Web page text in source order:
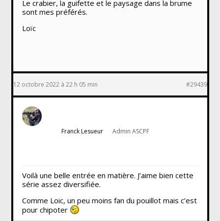
Le crabier, la guifette et le paysage dans la brume
sont mes préférés.
Loïc
12 octobre 2022 à 22 h 05 min #29439
Franck Lesueur Admin ASCPF
Voilà une belle entrée en matière. J’aime bien cette
série assez diversifiée.
Comme Loic, un peu moins fan du pouillot mais c’est
pour chipoter